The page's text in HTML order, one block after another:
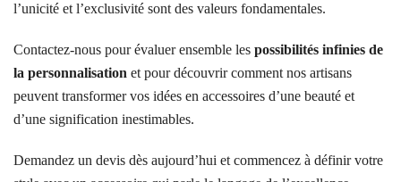
l’unicité et l’exclusivité sont des valeurs fondamentales.
Contactez-nous pour évaluer ensemble les possibilités infinies de
la personnalisation et pour découvrir comment nos artisans
peuvent transformer vos idées en accessoires d’une beauté et
d’une signification inestimables.
Demandez un devis dès aujourd’hui et commencez à définir votre